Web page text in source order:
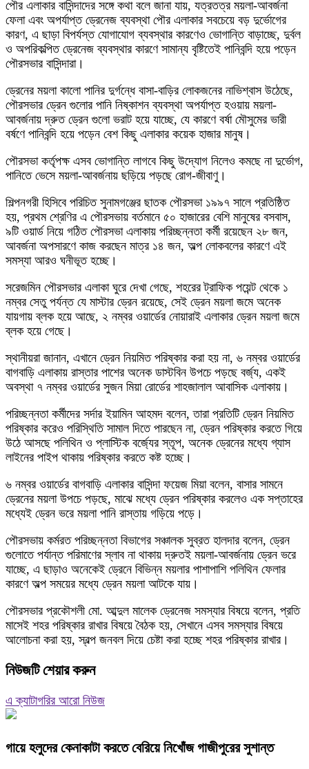
পৌর এলাকার বাসিন্দাদের সঙ্গে কথা বলে জানা যায়, যত্রতত্র ময়লা-আবর্জনা
ফেলা এবং অপর্যাপ্ত ড্রেনেজ ব্যবস্থা পৌর এলাকার সবচেয়ে বড় দুর্ভোগের
কারণ, এ ছাড়া বিপর্যস্ত যোগাযোগ ব্যবস্থার কারণেও ভোগান্তি বাড়াচ্ছে, দুর্বল
ও অপরিকল্পিত ড্রেনেজ ব্যবস্থার কারণে সামান্য বৃষ্টিতেই পানিবন্দি হয়ে পড়েন
পৌরসভার বাসিন্দারা।
ড্রেনের ময়লা কালো পানির দুর্গন্ধে বাসা-বাড়ির লোকজনের নাভিশ্বাস উঠেছে,
পৌরসভার ড্রেন গুলোর পানি নিষ্কাশন ব্যবস্থা অপর্যাপ্ত হওয়ায় ময়লা-
আবর্জনায় দ্রুত ড্রেন গুলো ভরাট হয়ে যাচ্ছে, যে কারণে বর্ষা মৌসুমের ভারী
বর্ষণে পানিবন্দি হয়ে পড়েন বেশ কিছু এলাকার কয়েক হাজার মানুষ।
পৌরসভা কর্তৃপক্ষ এসব ভোগান্তি লাগবে কিছু উদ্যোগ নিলেও কমছে না দুর্ভোগ,
পানিতে ভেসে ময়লা-আবর্জনায় ছড়িয়ে পড়ছে রোগ-জীবাণু।
শিল্পনগরী হিসিবে পরিচিত সুনামগঞ্জের ছাতক পৌরসভা ১৯৯৭ সালে প্রতিষ্ঠিত
হয়, প্রথম শ্রেণির এ পৌরসভায় বর্তমানে ৫০ হাজারের বেশি মানুষের বসবাস,
৯টি ওয়ার্ড নিয়ে গঠিত পৌরসভা এলাকায় পরিচ্ছন্নতা কর্মী রয়েছেন ২৮ জন,
আবর্জনা অপসারণে কাজ করছেন মাত্র ১৪ জন, অল্প লোকবলের কারণে এই
সমস্যা আরও ঘনীভূত হচ্ছে।
সরেজমিন পৌরসভার এলাকা ঘুরে দেখা গেছে, শহরের ট্রাফিক পয়েন্ট থেকে ১
নম্বর সেতু পর্যন্ত যে মাস্টার ড্রেন রয়েছে, সেই ড্রেন ময়লা জমে অনেক
যায়গায় ব্লক হয়ে আছে, ২ নম্বর ওয়ার্ডের নোয়ারাই এলাকার ড্রেন ময়লা জমে
ব্লক হয়ে গেছে।
স্থানীয়রা জানান, এখানে ড্রেন নিয়মিত পরিষ্কার করা হয় না, ৬ নম্বর ওয়ার্ডের
বাগবাড়ি এলাকায় রাস্তার পাশের অনেক ডাস্টবিন উপচে পড়ছে বর্জ্য, একই
অবস্থা ৭ নম্বর ওয়ার্ডের সুজন মিয়া রোর্ডের শাহজালাল আবাসিক এলাকায়।
পরিচ্ছন্নতা কর্মীদের সর্দার ইয়ামিন আহমদ বলেন, তারা প্রতিটি ড্রেন নিয়মিত
পরিষ্কার করেও পরিস্থিতি সামাল দিতে পারছেন না, ড্রেন পরিষ্কার করতে গিয়ে
উঠে আসছে পলিথিন ও প্লাস্টিক বর্জ্যের স্তূপ, অনেক ড্রেনের মধ্যে গ্যাস
লাইনের পাইপ থাকায় পরিষ্কার করতে কষ্ট হচ্ছে।
৬ নম্বর ওয়ার্ডের বাগবাড়ি এলাকার বাসিন্দা ফয়েজ মিয়া বলেন, বাসার সামনে
ড্রেনের ময়লা উপচে পড়ছে, মাঝে মধ্যে ড্রেন পরিষ্কার করলেও এক সপ্তাহের
মধ্যেই ড্রেন ভরে ময়লা পানি রাস্তায় গড়িয়ে পড়ে।
পৌরসভায় কর্মরত পরিচ্ছন্নতা বিভাগের সঞ্চালক সুব্রত হালদার বলেন, ড্রেন
গুলোতে পর্যান্ত পরিমাণের স্লাব না থাকায় দ্রুতই ময়লা-আবর্জনায় ড্রেন ভরে
যাচ্ছে, এ ছাড়াও অনেকেই ড্রেনে বিভিন্ন ময়লার পাশাপাশি পলিথিন ফেলার
কারণে অল্প সময়ের মধ্যে ড্রেন ময়লা আটকে যায়।
পৌরসভার প্রকৌশলী মো. আব্দুল মালেক ড্রেনেজ সমস্যার বিষয়ে বলেন, প্রতি
মাসেই শহর পরিষ্কার রাখার বিষয়ে বৈঠক হয়, সেখানে এসব সমস্যার বিষয়ে
আলোচনা করা হয়, স্বল্প জনবল দিয়ে চেষ্টা করা হচ্ছে শহর পরিষ্কার রাখার।
নিউজটি শেয়ার করুন
এ ক্যাটাগরির আরো নিউজ
গায়ে হলুদের কেনাকাটা করতে বেরিয়ে নিখোঁজ গাজীপুরের সুশান্ত